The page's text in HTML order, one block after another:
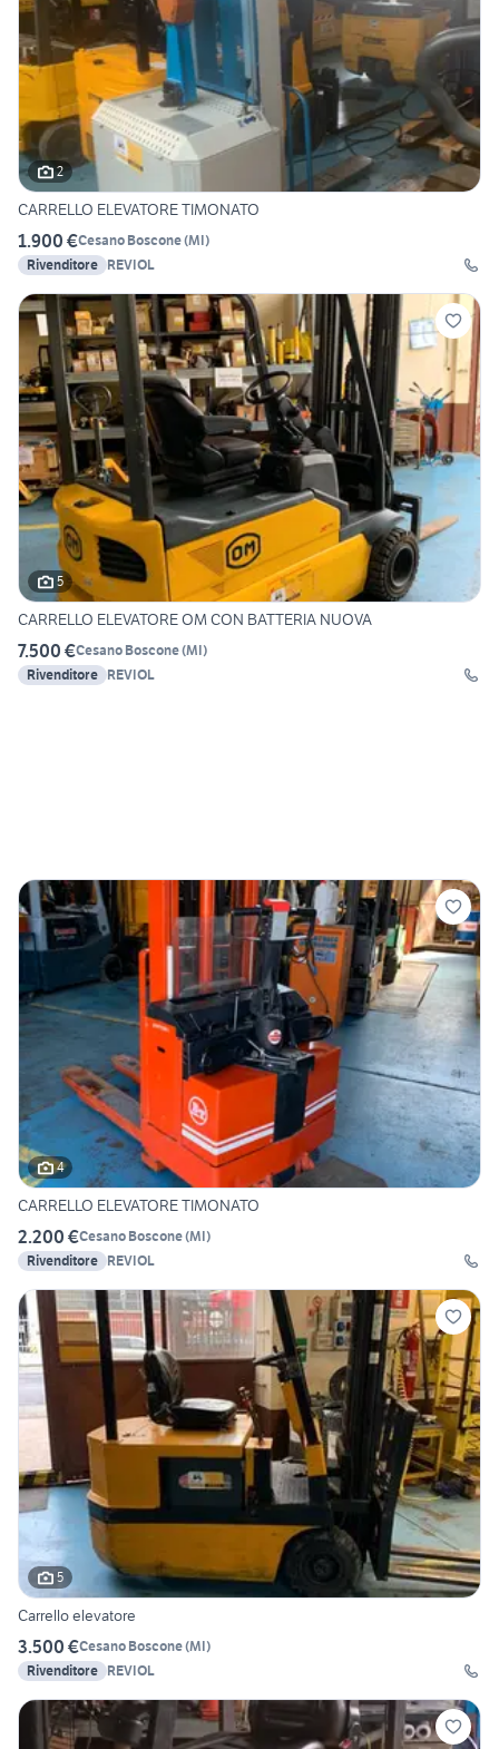
2
CARRELLO ELEVATORE TIMONATO
1.900 €Cesano Boscone(MI)
Rivenditore REVIOL
5
CARRELLO ELEVATORE OM CON BATTERIA NUOVA
7.500 €Cesano Boscone(MI)
Rivenditore REVIOL
4
CARRELLO ELEVATORE TIMONATO
2.200 €Cesano Boscone(MI)
Rivenditore REVIOL
5
Carrello elevatore
3.500 €Cesano Boscone(MI)
Rivenditore REVIOL